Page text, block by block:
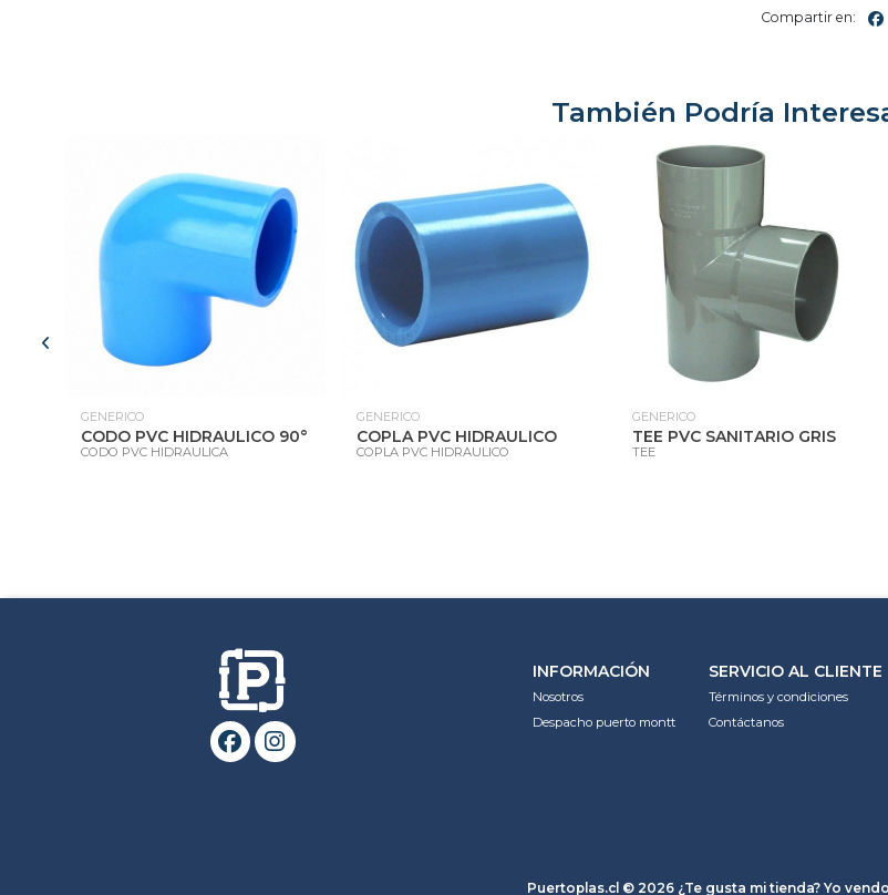
Compartir en:
También Podría
GENERICO
CODO PVC HIDRAULICO 90°
CODO PVC HIDRAULICA
GENERICO
COPLA PVC HIDRAULICO
COPLA PVC HIDRAULICO
GENERICO
TEE PVC SANITARIO GRIS
TEE
INFORMACIÓN
Nosotros
Despacho puerto montt
SERVICIO AL CLIENTE
Términos y condiciones
Contáctanos
Puertoplas.cl © 2026¿Te gusta mi tienda? Yo